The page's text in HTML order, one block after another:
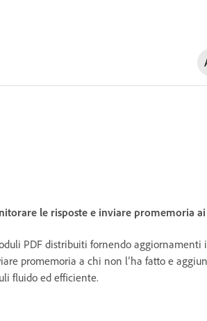
le risposte e inviare promemoria
PDF distribuiti fornendo aggiornamenti
promemoria a chi non l’ha fatto e
fluido ed efficiente.